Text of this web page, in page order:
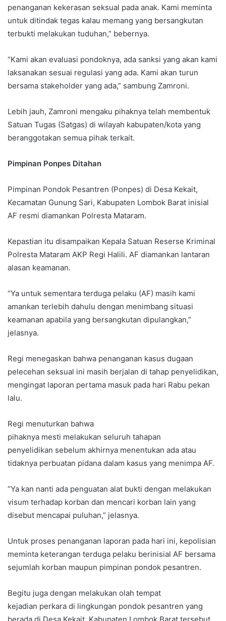
penanganan kekerasan seksual pada anak. Kami meminta
untuk ditindak tegas kalau memang yang bersangkutan
terbukti melakukan tuduhan,” bebernya.
“Kami akan evaluasi pondoknya, ada sanksi yang akan kami
laksanakan sesuai regulasi yang ada. Kami akan turun
bersama stakeholder yang ada,” sambung Zamroni.
Lebih jauh, Zamroni mengaku pihaknya telah membentuk
Satuan Tugas (Satgas) di wilayah kabupaten/kota yang
beranggotakan semua pihak terkait.
Pimpinan Ponpes Ditahan
Pimpinan Pondok Pesantren (Ponpes) di Desa Kekait,
Kecamatan Gunung Sari, Kabupaten Lombok Barat inisial
AF resmi diamankan Polresta Mataram.
Kepastian itu disampaikan Kepala Satuan Reserse Kriminal
Polresta Mataram AKP Regi Halili. AF diamankan lantaran
alasan keamanan.
“Ya untuk sementara terduga pelaku (AF) masih kami
amankan terlebih dahulu dengan menimbang situasi
keamanan apabila yang bersangkutan dipulangkan,”
jelasnya.
Regi menegaskan bahwa penanganan kasus dugaan
pelecehan seksual ini masih berjalan di tahap penyelidikan,
mengingat laporan pertama masuk pada hari Rabu pekan
lalu.
Regi menuturkan bahwa
pihaknya mesti melakukan seluruh tahapan
penyelidikan sebelum akhirnya menentukan ada atau
tidaknya perbuatan pidana dalam kasus yang menimpa AF.
“Ya kan nanti ada penguatan alat bukti dengan melakukan
visum terhadap korban dan mencari korban lain yang
disebut mencapai puluhan,” jelasnya.
Untuk proses penanganan laporan pada hari ini, kepolisian
meminta keterangan terduga pelaku berinisial AF bersama
sejumlah korban maupun pimpinan pondok pesantren.
Begitu juga dengan melakukan olah tempat
kejadian perkara di lingkungan pondok pesantren yang